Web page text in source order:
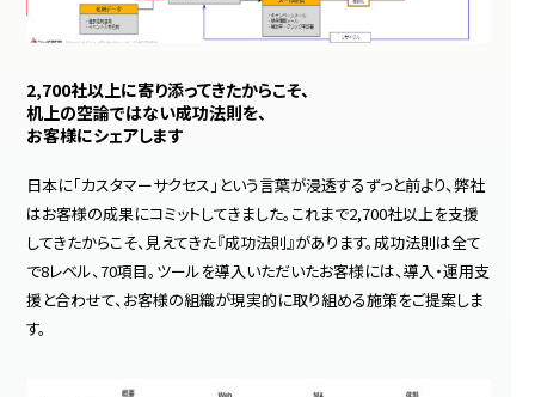
2,700社以上に寄り添ってきたからこそ、
机上の空論ではない成功法則を、
お客様にシェアします
日本に「カスタマーサクセス」という言葉が浸透するずっと前より、弊社
はお客様の成果にコミットしてきました。これまで2,700社以上を支援
してきたからこそ、見えてきた『成功法則』があります。成功法則は全て
で8レベル、70項目。ツールを導入いただいたお客様には、導入・運用支
援と合わせて、お客様の組織が現実的に取り組める施策をご提案しま
す。